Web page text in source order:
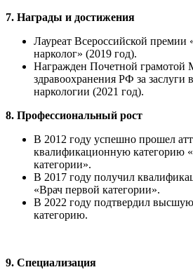
7. Награды и достижения
Лауреат Всероссийской
нарколог» (2019 год).
Награжден Почетной грамотой
здравоохранения РФ за заслуги
наркологии (2021 год).
8. Профессиональный рост
В 2012 году успешно прошел
квалификационную категорию
категории».
В 2017 году получил
«Врач первой категории».
В 2022 году подтвердил
категорию.
9. Специализация